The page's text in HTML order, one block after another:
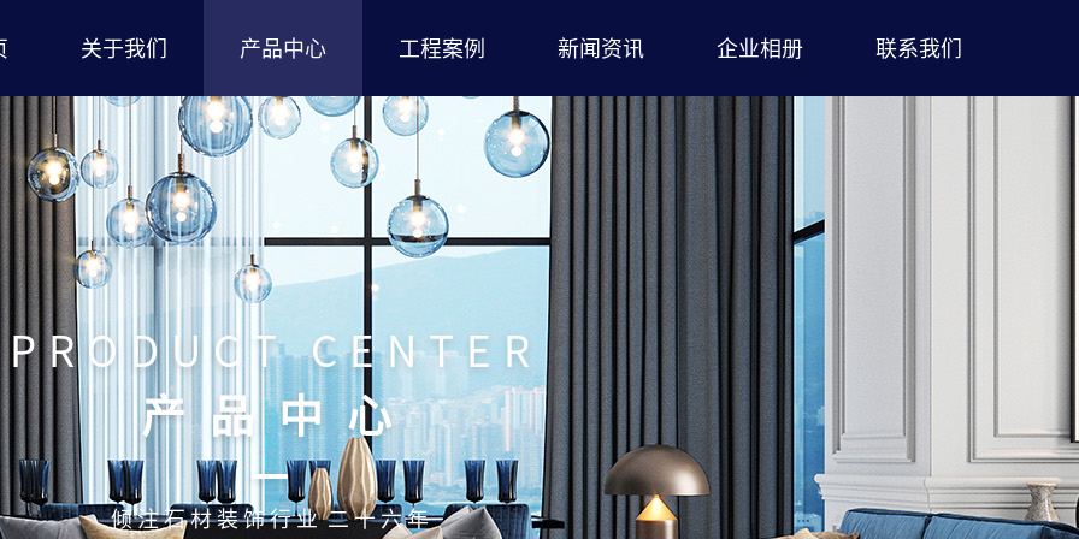
关于我们 产品中心 工程案例 新闻资讯 企业相册 联系我们
P R O D U C T C E N T E R
产 品 中 心
倾 注 石 材 装 饰 行 业 二 十 六 年